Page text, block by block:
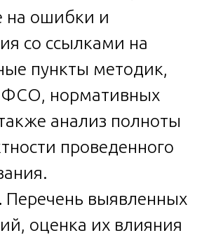
на ошибки и
со ссылками на
пункты методик,
нормативных
анализ полноты
проведенного
Перечень выявленных
оценка их влияния